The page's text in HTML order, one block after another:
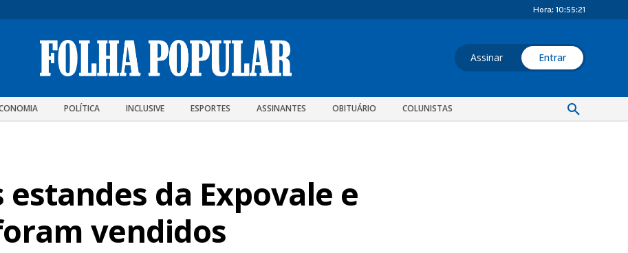
Hora: 10:55:22
Assinar Entrar
POLÍTICA INCLUSIVE ESPORTES ASSINANTES OBITUÁRIO COLUNISTAS
estandes da Expovale e
vendidos